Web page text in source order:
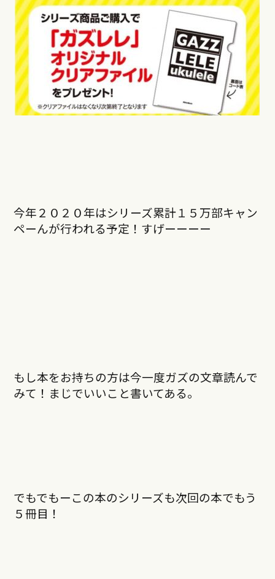
今年２０２０年はシリーズ累計１５万部キャン
ペーんが行われる予定！すげーーーー
もし本をお持ちの方は今一度ガズの文章読んで
みて！まじでいいこと書いてある。
でもでもーこの本のシリーズも次回の本でもう
５冊目！